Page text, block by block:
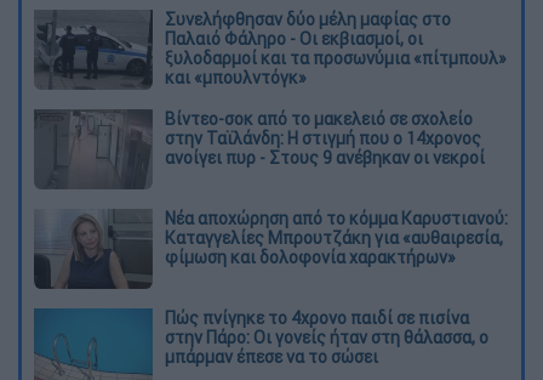
Συνελήφθησαν δύο μέλη μαφίας στο
Παλαιό Φάληρο - Οι εκβιασμοί, οι
ξυλοδαρμοί και τα προσωνύμια «πίτμπουλ»
και «μπουλντόγκ»
Βίντεο-σοκ από το μακελειό σε σχολείο
στην Ταϊλάνδη: Η στιγμή που ο 14χρονος
ανοίγει πυρ - Στους 9 ανέβηκαν οι νεκροί
Νέα αποχώρηση από το κόμμα Καρυστιανού:
Καταγγελίες Μπρουτζάκη για «αυθαιρεσία,
φίμωση και δολοφονία χαρακτήρων»
Πώς πνίγηκε το 4χρονο παιδί σε πισίνα
στην Πάρο: Οι γονείς ήταν στη θάλασσα, ο
μπάρμαν έπεσε να το σώσει